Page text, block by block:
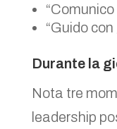
“Guido
Durante la
Nota tre
leadership